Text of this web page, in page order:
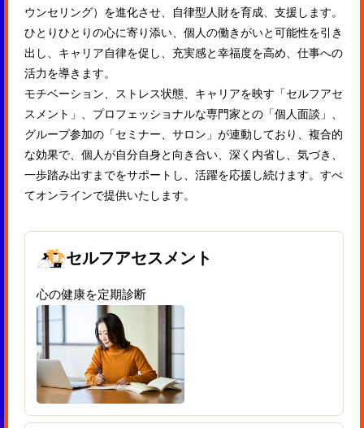
ウンセリング）を進化させ、自律型人財を育成、支援します。
ひとりひとりの心に寄り添い、個人の働きがいと可能性を引き
出し、キャリア自律を促し、充実感と幸福度を高め、仕事への
活力を導きます。
モチベーション、ストレス状態、キャリアを映す「セルフアセ
スメント」、プロフェッショナルな専門家との「個人面談」、
グループ参加の「セミナー、サロン」が連動しており、複合的
な効果で、個人が自分自身と向き合い、深く内省し、気づき、
一歩踏み出すまでをサポートし、活躍を応援し続けます。すべ
てオンラインで提供いたします。
セルフアセスメント
心の健康を定期診断